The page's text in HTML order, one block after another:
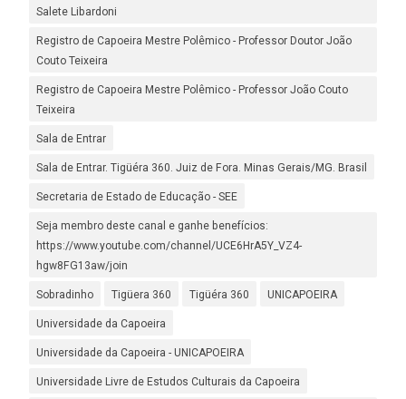
Salete Libardoni
Registro de Capoeira Mestre Polêmico - Professor Doutor João
Couto Teixeira
Registro de Capoeira Mestre Polêmico - Professor João Couto
Teixeira
Sala de Entrar
Sala de Entrar. Tigüéra 360. Juiz de Fora. Minas Gerais/MG. Brasil
Secretaria de Estado de Educação - SEE
Seja membro deste canal e ganhe benefícios:
https://www.youtube.com/channel/UCE6HrA5Y_VZ4-
hgw8FG13aw/join
Sobradinho Tigüera 360 Tigüéra 360 UNICAPOEIRA
Universidade da Capoeira
Universidade da Capoeira - UNICAPOEIRA
Universidade Livre de Estudos Culturais da Capoeira